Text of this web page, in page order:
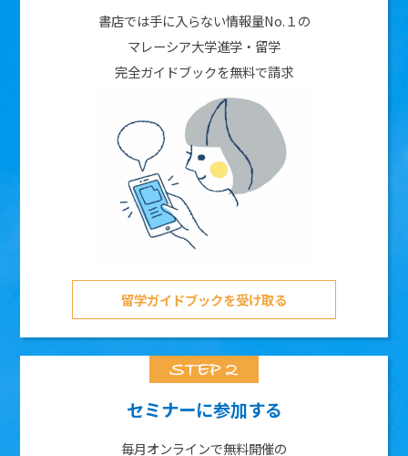
書店では手に入らない情報量No.１の
マレーシア大学進学・留学
完全ガイドブックを無料で請求
留学ガイドブックを受け取る
セミナーに参加する
毎月オンラインで無料開催の